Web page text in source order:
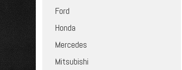
Ford
Honda
Mercedes
Mitsubishi